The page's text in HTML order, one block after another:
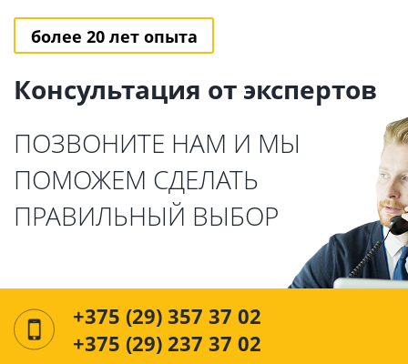
более 20 лет опыта
Консультация от экспертов
ПОЗВОНИТЕ НАМ И МЫ
ПОМОЖЕМ СДЕЛАТЬ
ПРАВИЛЬНЫЙ ВЫБОР
+375 (29) 357 37 02
+375 (29) 237 37 02